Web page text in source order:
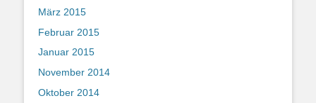
März 2015
Februar 2015
Januar 2015
November 2014
Oktober 2014